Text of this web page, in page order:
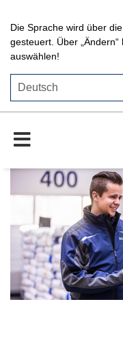
Die Sprache wird über
gesteuert. Über
auswählen!